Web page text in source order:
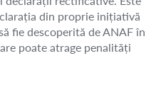
din proprie inițiativă
fie descoperită de ANAF în
poate atrage penalități